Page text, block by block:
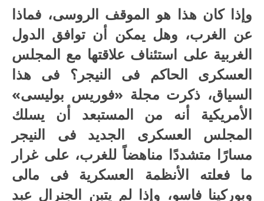
وإذا كان هذا هو الموقف الروسى، فماذا
عن الغرب، وهل يمكن أن توافق الدول
الغربية على استئناف علاقتها مع المجلس
العسكرى الحاكم فى النيجر؟ فى هذا
السياق، ذكرت مجلة «فوريس بوليسى»
الأمريكية أنه من المستبعد أن يسلك
المجلس العسكرى الجديد فى النيجر
مسارًا متشددًا مناهضاً للغرب، على غرار
ما فعلته الأنظمة العسكرية فى مالى
وبوركينا فاسو، وإذا لم يتبن الجنرال عبد